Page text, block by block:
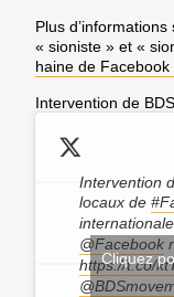
Plus
« sioniste » et «
haine de Facebook
Intervention de
Intervention
locaux de
internationale
@Facebook
https://t.co/
Cliquez